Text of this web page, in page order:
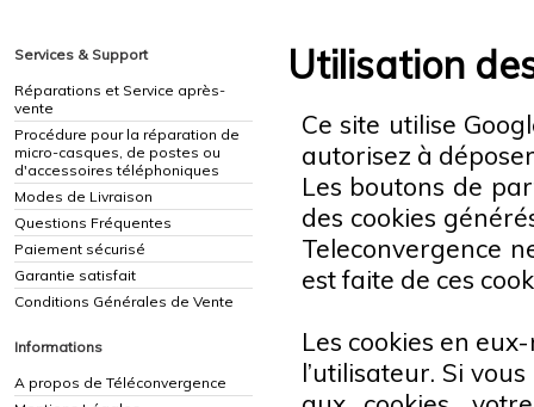
Services & Support
Réparations et Service après-
vente
Procédure pour la réparation de
micro-casques, de postes ou
d'accessoires téléphoniques
Modes de Livraison
Questions Fréquentes
Paiement sécurisé
Garantie satisfait
Conditions Générales de Vente
Informations
A propos de Téléconvergence
Utilisation
Ce site utilise
autorisez à
Les boutons de
des cookies
Teleconvergence
est faite de ces
Les cookies en
l’utilisateur. Si